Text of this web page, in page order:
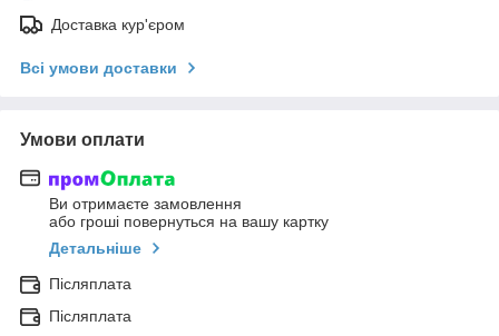
Доставка кур'єром
Всі умови доставки
Умови оплати
Ви отримаєте замовлення
або гроші повернуться на вашу картку
Детальніше
Післяплата
Післяплата